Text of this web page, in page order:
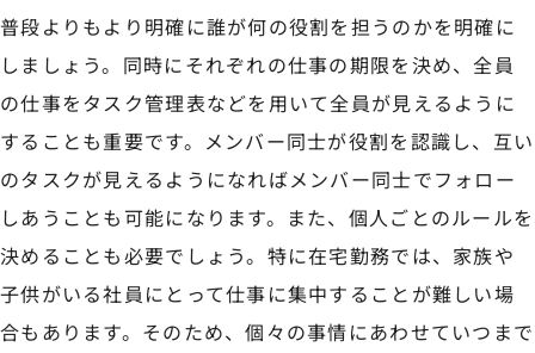
普段よりもより明確に誰が何の役割を担うのかを明確に
しましょう。同時にそれぞれの仕事の期限を決め、全員
の仕事をタスク管理表などを用いて全員が見えるように
することも重要です。メンバー同士が役割を認識し、互い
のタスクが見えるようになればメンバー同士でフォロー
しあうことも可能になります。また、個人ごとのルールを
決めることも必要でしょう。特に在宅勤務では、家族や
子供がいる社員にとって仕事に集中することが難しい場
合もあります。そのため、個々の事情にあわせていつまで